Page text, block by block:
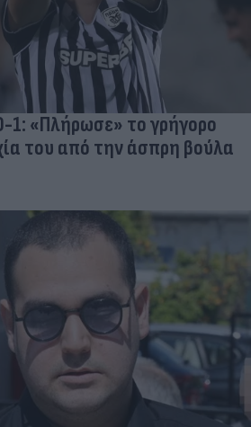
1: «Πλήρωσε» το γρήγορο
του από την άσπρη βούλα